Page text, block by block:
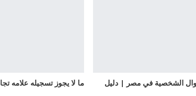
الشخصية في مصر | دليل
ما لا يجوز تسجيله علامه